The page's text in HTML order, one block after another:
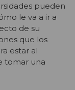
pueden
le va a ir a
de su
que los
estar al
tomar una